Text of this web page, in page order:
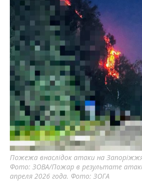
важную
города
Пожежа внаслідок атаки на
Фото: ЗОВА/Пожар в результате
апреля 2026 года. Фото: ЗОГА